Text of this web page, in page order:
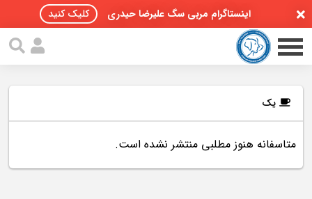
اینستاگرام مربی سگ علیرضا حیدری کلیک کنید
صفحه اصلی
یک
متاسفانه هنوز مطلبی منتشر نشده است.